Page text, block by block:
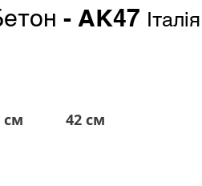
- AK47 Італія
см 42 см